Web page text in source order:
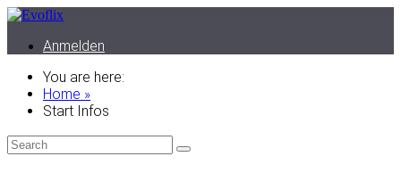
Anmelden
You are here:
Home »
Start Infos